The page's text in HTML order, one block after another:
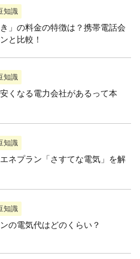
知識
き」の料金の特徴は？携帯電話会
と比較！
知識
くなる電力会社があるって本
知識
ネプラン「さすてな電気」を解
知識
の電気代はどのくらい？